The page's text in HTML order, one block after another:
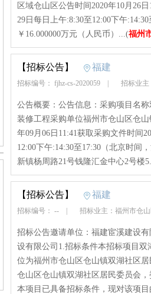
区域仓山区公告时间2020年10月26
29日每日上午:8:30至12:00下午
￥16.000000万元（人民币）...(福州
【招标公告】 福建
招标编号： fjhz-cs-2020059 招标业主
公告概要：公告信息：采购项目名
装修工程采购单位福州市仓山区仓
年09月06日11:41获取采购文件时间
12:00下午:14:30至17:30（北京时间
新镇杨周路21号钱隆汇金中心2号楼
【招标公告】 福建
招标编号： -- 招标业主：福州市仓
招标公告邀请单位：福建宦溪建设
设有限公司1.招标条件本招标项目
位为福州市仓山区仓山镇双湖社区
仓山区仓山镇双湖社区居民委员会
本项目已具备招标条件，现对该项